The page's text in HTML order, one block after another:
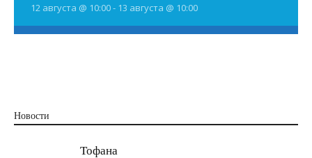
12 августа @ 10:00- 13 августа @ 10:00
Новости
Тофана